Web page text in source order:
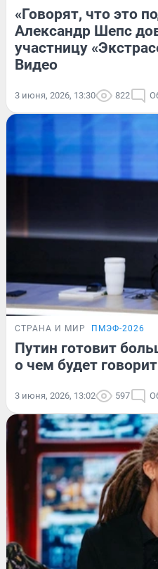
«Говорят, что это
Александр Шепс
участницу
Видео
3 июня, 2026, 13:30 822
СТРАНА И МИР ПМЭФ-2026
Путин готовит
о чем будет
3 июня, 2026, 13:02 597